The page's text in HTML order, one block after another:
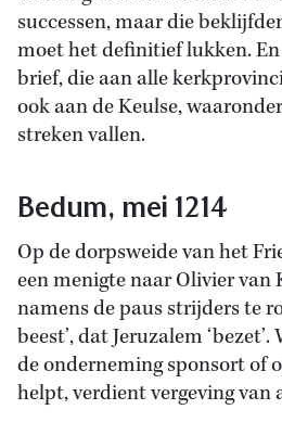
successen, maar die
moet het definitief lukken.
brief, die aan alle
ook aan de Keulse, waaronder
streken vallen.
Bedum, mei 1214
Op de dorpsweide van het
een menigte naar Olivier van
namens de paus strijders te
beest’, dat Jeruzalem
de onderneming sponsort of
helpt, verdient vergeving van